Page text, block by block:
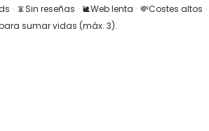
· 📵Sin reseñas · 🐌Web lenta · 💸Costes altos ·
sumar vidas (máx. 3).